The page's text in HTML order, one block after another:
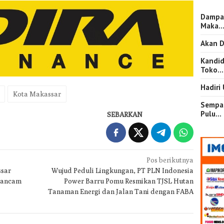
Kota Makassar
SEBARKAN
Pos berikutnya
Wujud Peduli Lingkungan, PT PLN Indonesia
Power Barru Pomu Resmikan TJSL Hutan
Tanaman Energi dan Jalan Tani dengan FABA
Akan
Toko…
Hadiri
Pulu…